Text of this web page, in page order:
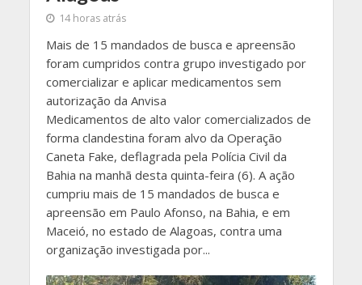
14 horas atrás
Mais de 15 mandados de busca e apreensão
foram cumpridos contra grupo investigado por
comercializar e aplicar medicamentos sem
autorização da Anvisa
Medicamentos de alto valor comercializados de
forma clandestina foram alvo da Operação
Caneta Fake, deflagrada pela Polícia Civil da
Bahia na manhã desta quinta-feira (6). A ação
cumpriu mais de 15 mandados de busca e
apreensão em Paulo Afonso, na Bahia, e em
Maceió, no estado de Alagoas, contra uma
organização investigada por...